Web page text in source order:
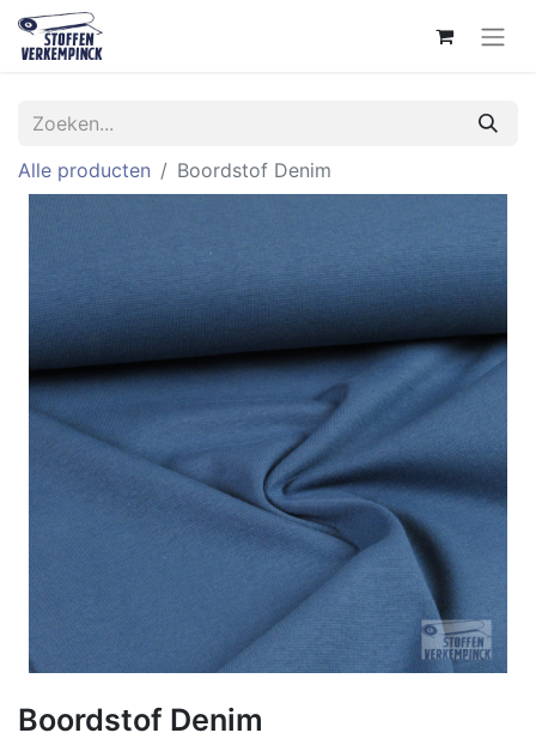
Alle producten Boordstof Denim
Boordstof Denim